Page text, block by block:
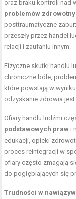
oraz braku kontroli nad
problemów
posttraumatyczne
przeszły przez handel
relacji i zaufaniu innym.
Fizyczne skutki handlu
chroniczne bóle,
które powstają w
odzyskanie zdrowia jest
Ofiary handlu ludźmi
podstawowych praw i
edukacji, opieki
proces reintegracji w
ofiary często zmagają
do pogłębiających się
Trudności w